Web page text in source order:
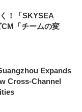
！「SKYSEA
「チームの変
Expands
Cross-Channel